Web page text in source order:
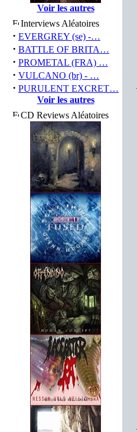
Voir les autres
Interviews Aléatoires
· EVERGREY (se) -…
· BATTLE OF BRITA…
· PROMETAL (FRA) …
· VULCANO (br) - …
· PURULENT EXCRET…
Voir les autres
CD Reviews Aléatoires